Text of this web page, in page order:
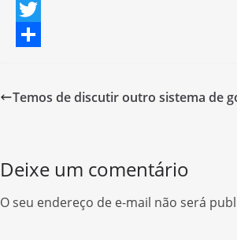
F
aT
Temos de discutir outro sistema de
Deixe um comentário
O seu endereço de e-mail não será